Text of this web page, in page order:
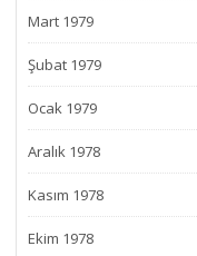
Mart 1979
Şubat 1979
Ocak 1979
Aralık 1978
Kasım 1978
Ekim 1978